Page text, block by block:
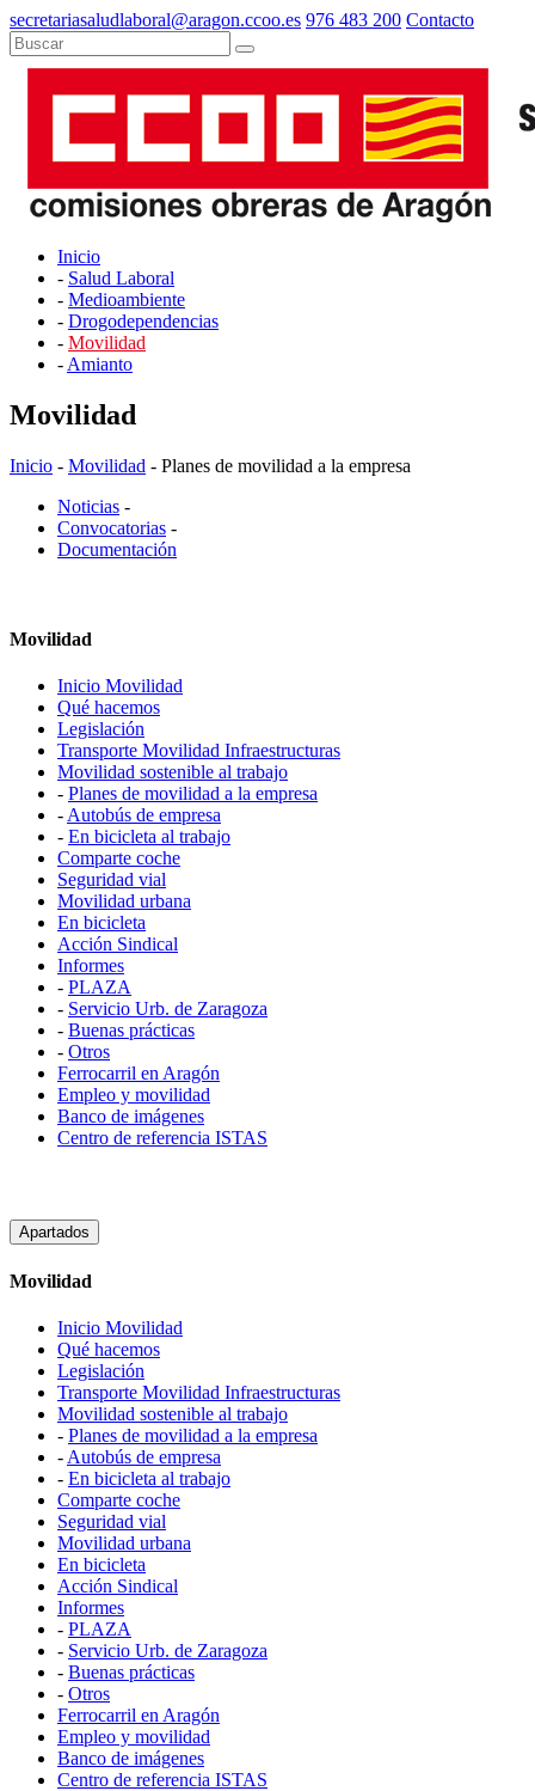
secretariasaludlaboral@aragon.ccoo.es 976 483 200 Contacto
Inicio
- Salud Laboral
- Medioambiente
- Drogodependencias
- Movilidad
- Amianto
Movilidad
Inicio - Movilidad - Planes de movilidad a la empresa
Noticias -
Convocatorias -
Documentación
Movilidad
Inicio Movilidad
Qué hacemos
Legislación
Transporte Movilidad Infraestructuras
Movilidad sostenible al trabajo
- Planes de movilidad a la empresa
- Autobús de empresa
- En bicicleta al trabajo
Comparte coche
Seguridad vial
Movilidad urbana
En bicicleta
Acción Sindical
Informes
- PLAZA
- Servicio Urb. de Zaragoza
- Buenas prácticas
- Otros
Ferrocarril en Aragón
Empleo y movilidad
Banco de imágenes
Centro de referencia ISTAS
Apartados
Movilidad
Inicio Movilidad
Qué hacemos
Legislación
Transporte Movilidad Infraestructuras
Movilidad sostenible al trabajo
- Planes de movilidad a la empresa
- Autobús de empresa
- En bicicleta al trabajo
Comparte coche
Seguridad vial
Movilidad urbana
En bicicleta
Acción Sindical
Informes
- PLAZA
- Servicio Urb. de Zaragoza
- Buenas prácticas
- Otros
Ferrocarril en Aragón
Empleo y movilidad
Banco de imágenes
Centro de referencia ISTAS